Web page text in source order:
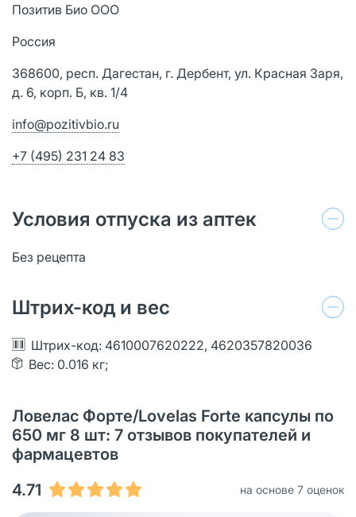
Позитив Био ООО
Россия
368600, респ. Дагестан, г. Дербент, ул. Красная Заря,
д. 6, корп. Б, кв. 1/4
info@pozitivbio.ru
+7 (495) 231 24 83
Условия отпуска из аптек
Без рецепта
Штрих-код и вес
Штрих-код: 4610007620222, 4620357820036
Вес: 0.016 кг;
Ловелас Форте/Lovelas Forte капсулы по
650 мг 8 шт: 7 отзывов покупателей и
фармацевтов
4.71
на основе 7 оценок